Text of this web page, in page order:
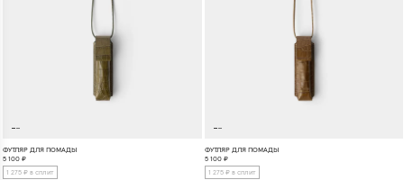
ФУТЛЯР ДЛЯ ПОМАДЫ
5 100 ₽
1 275 ₽ в сплит
ФУТЛЯР ДЛЯ ПОМАДЫ
5 100₽
1 275 ₽ в сплит